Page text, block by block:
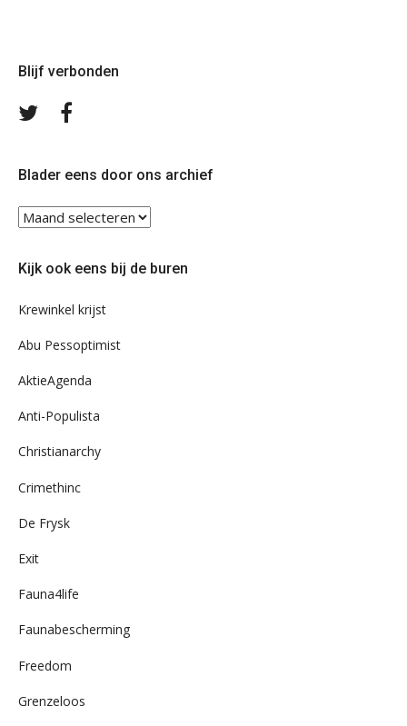
Blijf verbonden
Volg
Blader eens door ons archief
Blader
eens
ons
Kijk ook eens bij de buren
Krewinkel krijst
Abu Pessoptimist
AktieAgenda
Anti-Populista
Christianarchy
Crimethinc
De Frysk
Exit
Fauna4life
Faunabescherming
Freedom
Grenzeloos